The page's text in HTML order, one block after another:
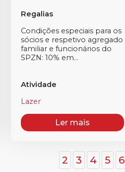
Regalias
Condições especiais para os
sócios e respetivo agregado
familiar e funcionários do
SPZN: 10% em...
Atividade
Lazer
Ler mais
2 3 4 5 6